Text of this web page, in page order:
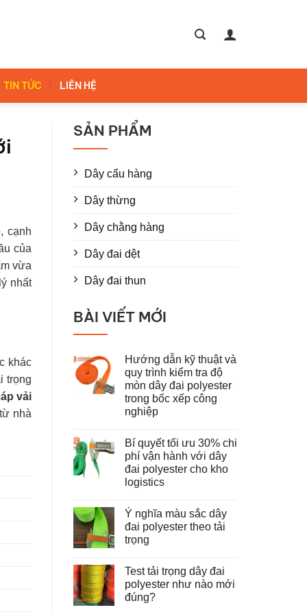
TIN TỨC LIÊN HỆ
cạnh
của
vừa
nhất
khác
trọng
vải
nhà
SẢN PHẨM
Dây cẩu hàng
Dây thừng
Dây chằng hàng
Dây đai dệt
Dây đai thun
BÀI VIẾT MỚI
Hướng dẫn kỹ thuật và
quy trình kiểm tra độ
mòn dây đai polyester
trong bốc xếp công
nghiệp
bình
luận
ở
Hướng
dẫn
kỹ
quy
trình
kiểm
tra
dây
đai
polyester
trong
bốc
Bí quyết tối ưu 30% chi
phí vận hành với dây
đai polyester cho kho
logistics
bình
luận
ở
Bí
ưu
30%
chi
phí
vận
Ý nghĩa màu sắc dây
đai polyester theo tải
trọng
bình
luận
ở
Ý
Test tải trọng dây đai
polyester như nào mới
đúng?